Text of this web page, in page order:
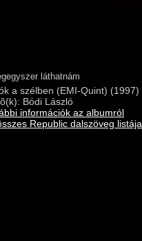
láthatnám
a szélben (EMI-Quint) (1997)
Bódi László
információk az albumról
Republic dalszöveg listája